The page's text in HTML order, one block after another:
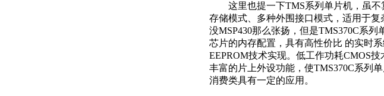
这里也提一下TMS系列单片机，虽
存储模式、多种外围接口模式，适用于
没MSP430那么张扬，但是TMS370C系
芯片的内存配置，具有高性价比 的实时
EEPROM技术实现。低工作功耗CMOS
丰富的片上外设功能，使TMS370C系列
消费类具有一定的应用。